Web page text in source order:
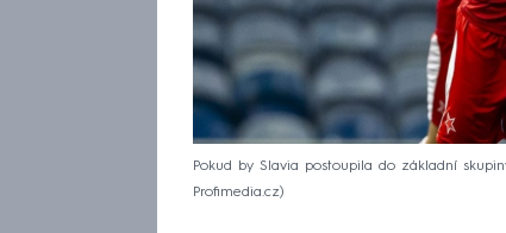
Pokud by Slavia postoupila do základní
Profimedia.cz